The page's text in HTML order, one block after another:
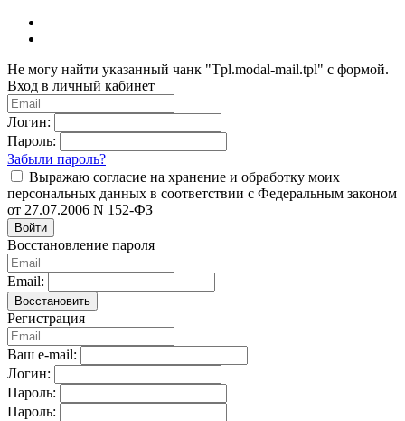
Не могу найти указанный чанк "Tpl.modal-mail.tpl" с формой.
Вход в личный кабинет
Логин:
Пароль:
Забыли пароль?
Выражаю согласие на хранение и обработку моих
персональных данных в соответствии с Федеральным законом
от 27.07.2006 N 152-ФЗ
Войти
Восстановление пароля
Email:
Восстановить
Регистрация
Ваш e-mail:
Логин:
Пароль:
Пароль: